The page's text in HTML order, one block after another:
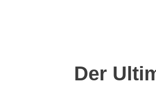
Der